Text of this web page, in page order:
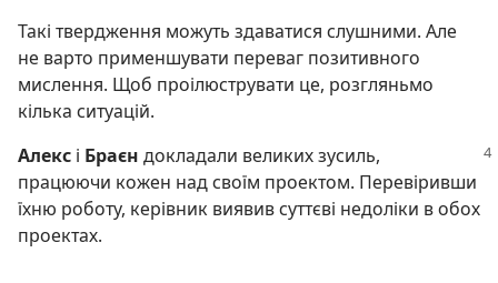
Такі твердження можуть здаватися слушними. Але
не варто применшувати переваг позитивного
мислення. Щоб проілюструвати це, розгляньмо
кілька ситуацій.
Алекс і Браєн докладали великих зусиль,
працюючи кожен над своїм проектом. Перевіривши
їхню роботу, керівник виявив суттєві недоліки в обох
проектах.